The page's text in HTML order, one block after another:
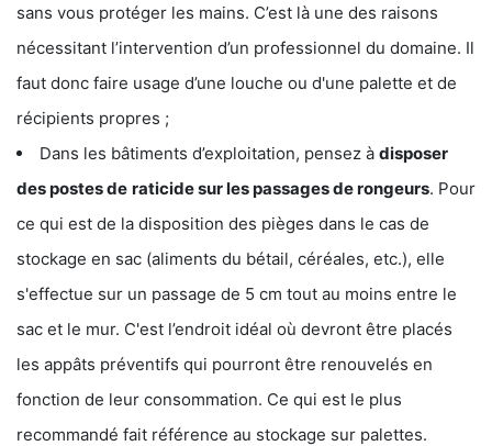
sans vous protéger les mains. C’est là une des raisons
nécessitant l’intervention d’un professionnel du domaine. Il
faut donc faire usage d’une louche ou d'une palette et de
récipients propres ;
Dans les bâtiments d’exploitation, pensez à disposer
des postes de raticide sur les passages de rongeurs. Pour
ce qui est de la disposition des pièges dans le cas de
stockage en sac (aliments du bétail, céréales, etc.), elle
s'effectue sur un passage de 5 cm tout au moins entre le
sac et le mur. C'est l’endroit idéal où devront être placés
les appâts préventifs qui pourront être renouvelés en
fonction de leur consommation. Ce qui est le plus
recommandé fait référence au stockage sur palettes.